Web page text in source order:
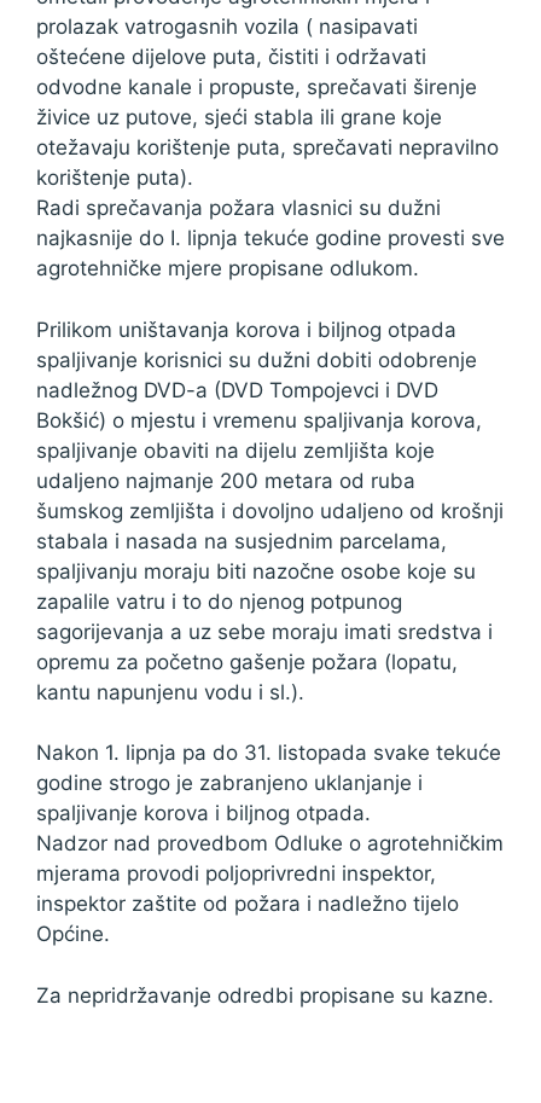
prolazak vatrogasnih vozila ( nasipavati
oštećene dijelove puta, čistiti i održavati
odvodne kanale i propuste, sprečavati širenje
živice uz putove, sjeći stabla ili grane koje
otežavaju korištenje puta, sprečavati nepravilno
korištenje puta).
Radi sprečavanja požara vlasnici su dužni
najkasnije do I. lipnja tekuće godine provesti sve
agrotehničke mjere propisane odlukom.
Prilikom uništavanja korova i biljnog otpada
spaljivanje korisnici su dužni dobiti odobrenje
nadležnog DVD-a (DVD Tompojevci i DVD
Bokšić) o mjestu i vremenu spaljivanja korova,
spaljivanje obaviti na dijelu zemljišta koje
udaljeno najmanje 200 metara od ruba
šumskog zemljišta i dovoljno udaljeno od krošnji
stabala i nasada na susjednim parcelama,
spaljivanju moraju biti nazočne osobe koje su
zapalile vatru i to do njenog potpunog
sagorijevanja a uz sebe moraju imati sredstva i
opremu za početno gašenje požara (lopatu,
kantu napunjenu vodu i sl.).
Nakon 1. lipnja pa do 31. listopada svake tekuće
godine strogo je zabranjeno uklanjanje i
spaljivanje korova i biljnog otpada.
Nadzor nad provedbom Odluke o agrotehničkim
mjerama provodi poljoprivredni inspektor,
inspektor zaštite od požara i nadležno tijelo
Općine.
Za nepridržavanje odredbi propisane su kazne.